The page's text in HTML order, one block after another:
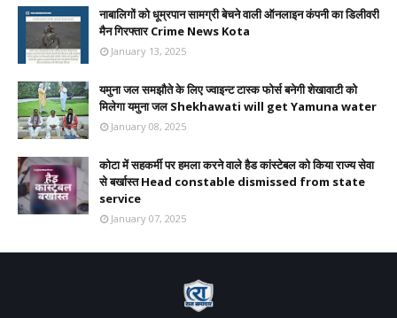
नाबालिगों को धूम्रपान सामग्री बेचने वाली ऑनलाइन कंपनी का डिलीवरी
मैन गिरफ्तार Crime News Kota
January 13, 2025
यमुना जल समझौते के लिए ज्वाइन्ट टास्क फोर्स बनेगी शेखावाटी को
मिलेगा यमुना जल Shekhawati will get Yamuna water
January 08, 2025
कोटा में सहकर्मी पर हमला करने वाले हैड कांस्टेबल को किया राज्य सेवा
से बर्खास्त Head constable dismissed from state
service
January 07, 2025